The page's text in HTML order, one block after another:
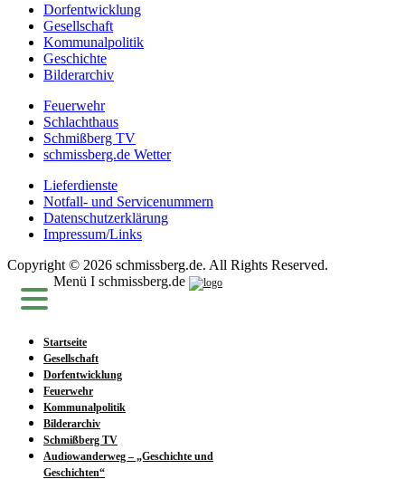
Dorfentwicklung
Gesellschaft
Kommunalpolitik
Geschichte
Bilderarchiv
Feuerwehr
Schlachthaus
Schmißberg TV
schmissberg.de Wetter
Lieferdienste
Notfall- und Servicenummern
Datenschutzerklärung
Impressum/Links
Copyright © 2026 schmissberg.de. All Rights Reserved.
Menü I schmissberg.de
Startseite
Gesellschaft
Dorfentwicklung
Feuerwehr
Kommunalpolitik
Bilderarchiv
Schmißberg TV
Audiowanderweg – „Geschichte und
Geschichten“